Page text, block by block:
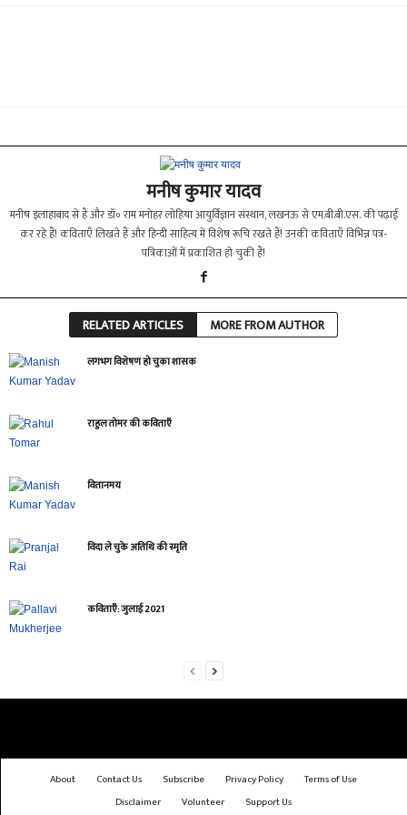
मनीष कुमार यादव
मनीष इलाहाबाद से हैं और डॉ॰ राम मनोहर लोहिया आयुर्विज्ञान संस्थान, लखनऊ से एम.बी.बी.एस. की पढ़ाई
कर रहे हैं! कविताएँ लिखते हैं और हिन्दी साहित्य में विशेष रूचि रखते हैं! उनकी कविताएँ विभिन्न पत्र-
पत्रिकाओं में प्रकाशित हो चुकी हैं!
RELATED ARTICLES MORE FROM AUTHOR
लगभग विशेषण हो चुका शासक
राहुल तोमर की कविताएँ
वितानमय
विदा ले चुके अतिथि की स्मृति
कविताएँ: जुलाई 2021
About Contact Us Subscribe Privacy Policy
Terms of Use
Disclaimer
Volunteer Support Us